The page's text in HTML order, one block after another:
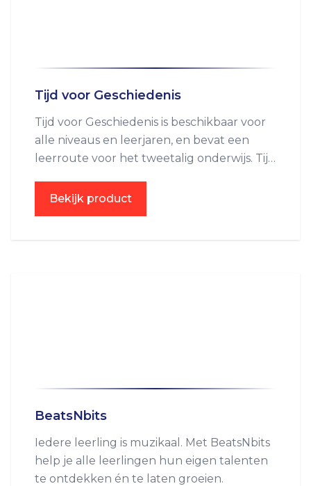
Tijd voor Geschiedenis
Tijd voor Geschiedenis is beschikbaar voor
alle niveaus en leerjaren, en bevat een
leerroute voor het tweetalig onderwijs. Tijd
lesgeven, het leerproces en draagt bij aan
Bekijk product
BeatsNbits
Iedere leerling is muzikaal. Met BeatsNbits
help je alle leerlingen hun eigen talenten
te ontdekken én te laten groeien.